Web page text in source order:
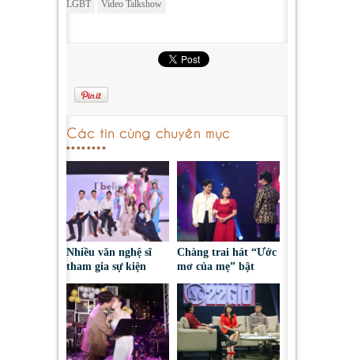
LGBT
Video Talkshow
Các tin cùng chuyên mục
Nhiều văn nghệ sĩ
tham gia sự kiện
dành cho người
chuyển giới “Tôi tin,
tôi có thể”
Chàng trai hát “Ước
mơ của mẹ” bật
khóc khi được mẹ
chấp nhận giới tính
thật